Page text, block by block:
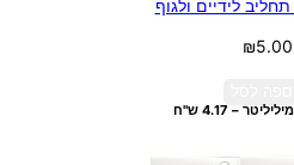
₪5.00